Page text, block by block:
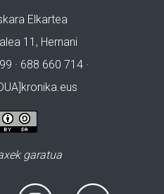
Elkartea
11, Hernani
· 688 660 714 ·
garatua